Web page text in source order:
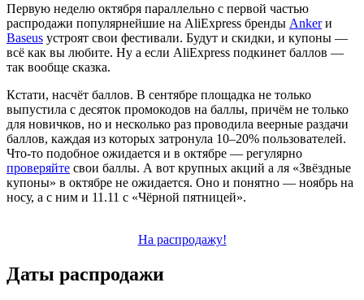
Первую неделю октября параллельно с первой частью
распродажи популярнейшие на AliExpress бренды Ankerи
Baseus устроят свои фестивали. Будут и скидки, и купоны —
всё как вы любите. Ну а если AliExpress подкинет баллов —
так вообще сказка.
Кстати, насчёт баллов. В сентябре площадка не только
выпустила с десяток промокодов на баллы, причём не только
для новичков, но и несколько раз проводила веерные раздачи
баллов, каждая из которых затронула 10–20% пользователей.
Что-то подобное ожидается и в октябре — регулярно
проверяйте свои баллы. А вот крупных акций а ля «Звёздные
купоны» в октябре не ожидается. Оно и понятно — ноябрь на
носу, а с ним и 11.11 с «Чёрной пятницей».
На распродажу!
Даты распродажи